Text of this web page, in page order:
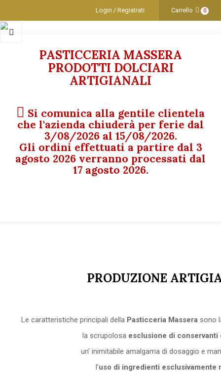
Login / Registrati Carrello 0
PASTICCERIA MASSERA
PRODOTTI DOLCIARI
ARTIGIANALI
Si comunica alla gentile clientela
che l'azienda chiuderà per ferie dal
3/08/2026 al 15/08/2026.
Gli ordini effettuati a partire dal 3
agosto 2026 verranno processati dal
17 agosto 2026.
PRODUZIONE
Le caratteristiche principali della Pasticceria Masserasono
la scrupolosa esclusione di conservanti
un' inimitabile amalgama di dosaggio e
l’uso di ingredienti esclusivamente